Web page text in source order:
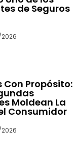
de Seguros
Con Propósito:
Moldean La
Consumidor